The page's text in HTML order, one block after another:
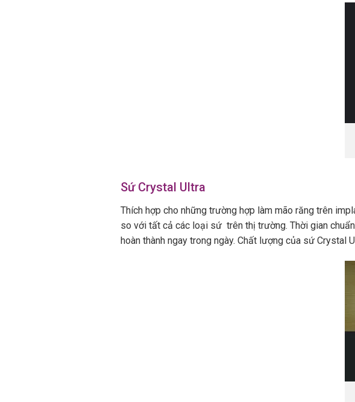
Sứ Crystal Ultra
Thích hợp cho những trường hợp làm mão răng trên
so với tất cả các loại sứ trên thị trường. Thời gian
hoàn thành ngay trong ngày. Chất lượng của sứ Crystal